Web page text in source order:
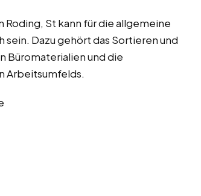
Roding, St kann für die allgemeine
Dazu gehört das Sortieren und
Büromaterialien und die
Arbeitsumfelds.